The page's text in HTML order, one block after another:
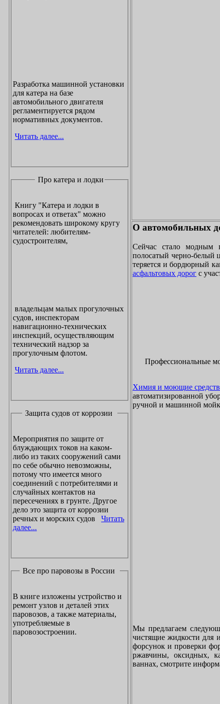
Разработка машинной установки
для катера на базе
автомобильного двигателя
регламентируется рядом
нормативных документов.
Читать далее...
Про катера и лодки
Книгу "Катера и лодки в
вопросах и ответах" можно
рекомендовать широкому кругу
читателей: любителям-
судостроителям,
владельцам малых прогулочных
судов, инспекторам
навигационно-технических
инспекций, осуществляющим
технический надзор за
прогулочным флотом.
Читать далее...
Защита судов от коррозии
Мероприятия по защите от
блуждающих токов на каком-
либо из таких сооружений сами
по себе обычно невозможны,
потому что имеется много
соединений с потребителями и
случайных контактов на
пересечениях в грунте. Другое
дело это защита от коррозии
речных и морских судов Читать
далее...
Все про паровозы в России
В книге изложены устройство и
ремонт узлов и деталей этих
паровозов, а также материалы,
употребляемые в
паровозостроении.
О автомобильных
Сейчас стало модным
полосатый черно-белый
теряется и бордюрный
асфальтовых дорог с
Профессиональные
Химия и моющие
автоматизированной
ручной и машинной
Мы предлагаем
чистящие жидкости для
форсунок и проверки
ржавчины, оксидных,
ваннах, смотрите